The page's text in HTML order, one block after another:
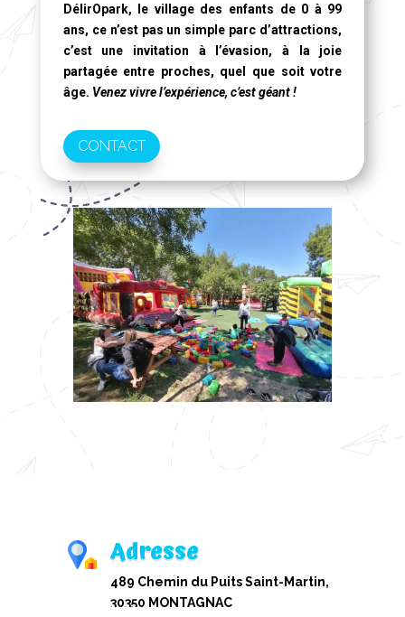
DélirOpark, le village des enfants de 0 à 99
ans, ce n’est pas un simple parc d’attractions,
c’est une invitation à l’évasion, à la joie
partagée entre proches, quel que soit votre
âge. Venez vivre l’expérience, c’est géant !
CONTACT
Adresse
489 Chemin du Puits Saint-Martin,
30350 MONTAGNAC